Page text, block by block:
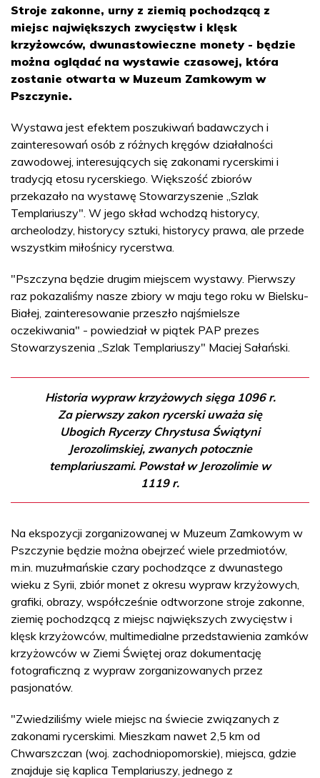
Stroje zakonne, urny z ziemią pochodzącą z
miejsc największych zwycięstw i klęsk
krzyżowców, dwunastowieczne monety - będzie
można oglądać na wystawie czasowej, która
zostanie otwarta w Muzeum Zamkowym w
Pszczynie.
Wystawa jest efektem poszukiwań badawczych i
zainteresowań osób z różnych kręgów działalności
zawodowej, interesujących się zakonami rycerskimi i
tradycją etosu rycerskiego. Większość zbiorów
przekazało na wystawę Stowarzyszenie „Szlak
Templariuszy". W jego skład wchodzą historycy,
archeolodzy, historycy sztuki, historycy prawa, ale przede
wszystkim miłośnicy rycerstwa.
"Pszczyna będzie drugim miejscem wystawy. Pierwszy
raz pokazaliśmy nasze zbiory w maju tego roku w Bielsku-
Białej, zainteresowanie przeszło najśmielsze
oczekiwania" - powiedział w piątek PAP prezes
Stowarzyszenia „Szlak Templariuszy" Maciej Sałański.
Historia wypraw krzyżowych sięga 1096 r.
Za pierwszy zakon rycerski uważa się
Ubogich Rycerzy Chrystusa Świątyni
Jerozolimskiej, zwanych potocznie
templariuszami. Powstał w Jerozolimie w
1119 r.
Na ekspozycji zorganizowanej w Muzeum Zamkowym w
Pszczynie będzie można obejrzeć wiele przedmiotów,
m.in. muzułmańskie czary pochodzące z dwunastego
wieku z Syrii, zbiór monet z okresu wypraw krzyżowych,
grafiki, obrazy, współcześnie odtworzone stroje zakonne,
ziemię pochodzącą z miejsc największych zwycięstw i
klęsk krzyżowców, multimedialne przedstawienia zamków
krzyżowców w Ziemi Świętej oraz dokumentację
fotograficzną z wypraw zorganizowanych przez
pasjonatów.
"Zwiedziliśmy wiele miejsc na świecie związanych z
zakonami rycerskimi. Mieszkam nawet 2,5 km od
Chwarszczan (woj. zachodniopomorskie), miejsca, gdzie
znajduje się kaplica Templariuszy, jednego z